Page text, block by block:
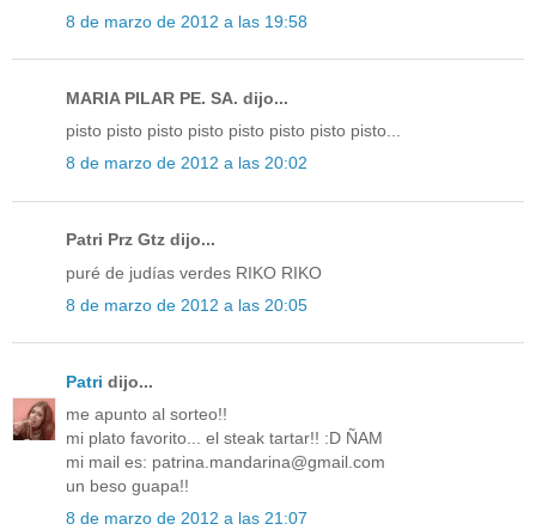
8 de marzo de 2012 a las 19:58
MARIA PILAR PE. SA. dijo...
pisto pisto pisto pisto pisto pisto pisto pisto...
8 de marzo de 2012 a las 20:02
Patri Prz Gtz dijo...
puré de judías verdes RIKO RIKO
8 de marzo de 2012 a las 20:05
Patri dijo...
me apunto al sorteo!!
mi plato favorito... el steak tartar!! :D ÑAM
mi mail es: patrina.mandarina@gmail.com
un beso guapa!!
8 de marzo de 2012 a las 21:07